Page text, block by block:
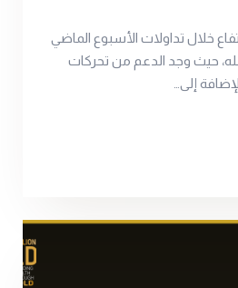
خلال تداولات الأسبوع الماضي
حيث وجد الدعم من تحركات
إلى…